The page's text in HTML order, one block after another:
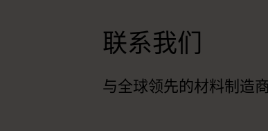
联系我们
与全球领先的材料制造